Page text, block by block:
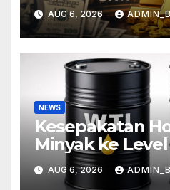
AUG 6, 2026
NEWS
Kesepakatan
Minyak ke
Sebulan
AUG 6, 2026